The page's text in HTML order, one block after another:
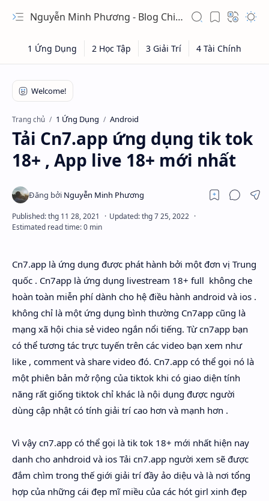
Nguyễn Minh Phương - Blog Chia sẻ Kiến thức Chứng khoán & Tài liệu Toán học
Hidden Menu
Hidden Menu
Trang chủ 1 Ứng Dụng Android
Tải Cn7.app ứng dụng tik tok
18+ , App live 18+ mới nhất
Cn7.app là ứng dụng được phát hành bởi một đơn vị Trung
quốc . Cn7app là ứng dụng livestream 18+ full không che
hoàn toàn miễn phí dành cho hệ điều hành android và ios .
không chỉ là một ứng dụng bình thường Cn7app cũng là
mạng xã hội chia sẻ video ngắn nổi tiếng. Từ cn7app bạn
có thể tương tác trực tuyến trên các video bạn xem như
like , comment và share video đó. Cn7.app có thể gọi nó là
một phiên bản mở rộng của tiktok khi có giao diện tính
năng rất giống tiktok chỉ khác là nội dụng được người
dùng cập nhật có tính giải trí cao hơn và mạnh hơn .
Vì vậy cn7.app có thể gọi là tik tok 18+ mới nhất hiện nay
danh cho anhdroid và ios Tải cn7.app người xem sẽ được
đắm chìm trong thế giới giải trí đầy ảo diệu và là nơi tổng
hợp của những cái đẹp mĩ miều của các hót girl xinh đẹp